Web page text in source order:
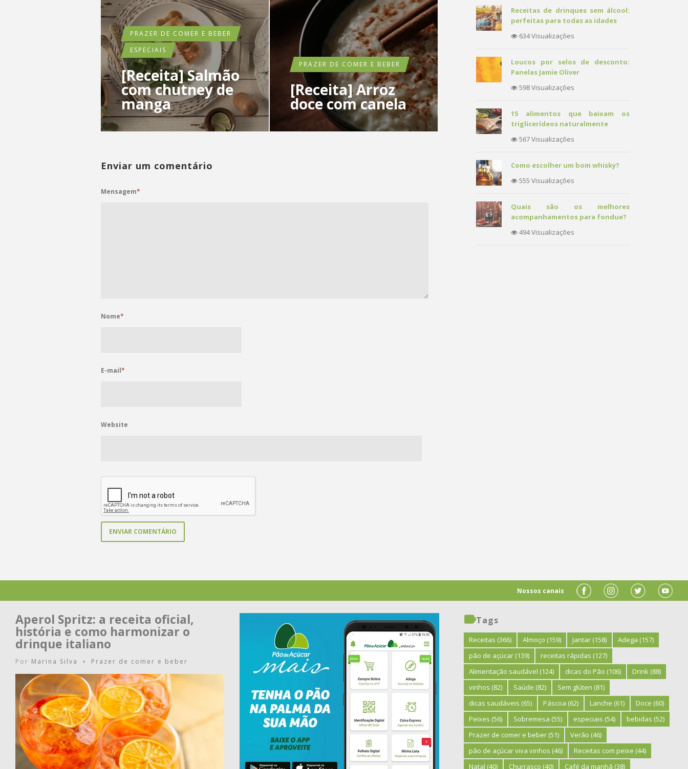
PRAZER DE COMER E BEBER
ESPECIAIS
[Receita] Salmão
com chutney de
manga
PRAZER DE COMER E BEBER
[Receita] Arroz
doce com canela
Enviar um comentário
Mensagem*
Nome*
E-mail*
Website
Receitas de drinques sem álcool:
perfeitas para todas as idades
634 Visualizações
Loucos por selos de desconto:
Panelas Jamie Oliver
598 Visualizações
15 alimentos que baixam os
triglicerídeos naturalmente
567 Visualizações
Como escolher um bom whisky?
555 Visualizações
Quais são os melhores
acompanhamentos para fondue?
494 Visualizações
Nossos canais
Aperol Spritz: a receita oficial,
história e como harmonizar o
drinque italiano
Por Marina Silva • Prazer de comer e beber
Tags
Receitas (366) Almoço (159) Jantar (158) Adega (157)
pão de açúcar (139) receitas rápidas (127)
Alimentação saudável (124) dicas do Pão (106) Drink (88)
vinhos (82) Saúde (82) Sem glúten (81)
dicas saudáveis (65) Páscoa (62) Lanche (61) Doce (60)
Peixes (56) Sobremesa (55) especiais (54) bebidas (52)
Prazer de comer e beber (51) Verão (46)
pão de açúcar viva vinhos (46) Receitas com peixe (44)
Natal (40) Churrasco (40) Café da manhã (38)